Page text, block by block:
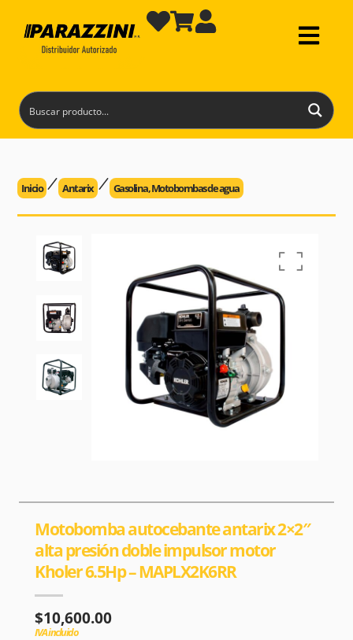
Inicio Antarix Gasolina,Motobombas de agua
Motobomba autocebante antarix 2×2″
alta presión doble impulsor motor
Kholer 6.5Hp – MAPLX2K6RR
$10,600.00
IVA incluido